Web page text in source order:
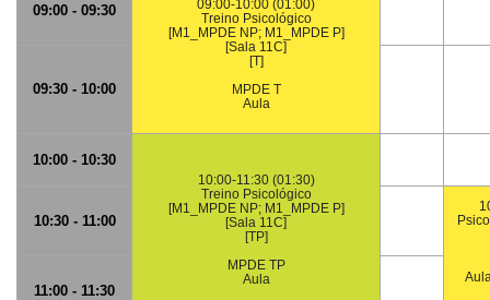
09:00 - 09:30
09:00-10:00 (01:00)
Treino Psicológico
[M1_MPDE NP; M1_MPDE P]
[Sala 11C]
[T]
MPDE T
Aula
09:30 - 10:00
10:00 - 10:30
10:00-11:30 (01:30)
Treino Psicológico
[M1_MPDE NP; M1_MPDE P]
[Sala 11C]
[TP]
MPDE TP
Aula
10:30 - 11:00
11:00 - 11:30